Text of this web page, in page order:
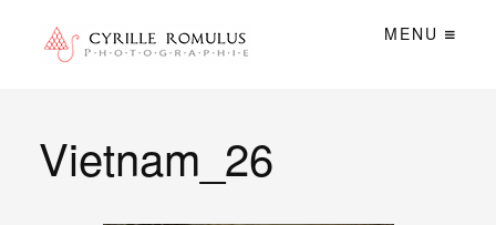
MENU
Vietnam_26